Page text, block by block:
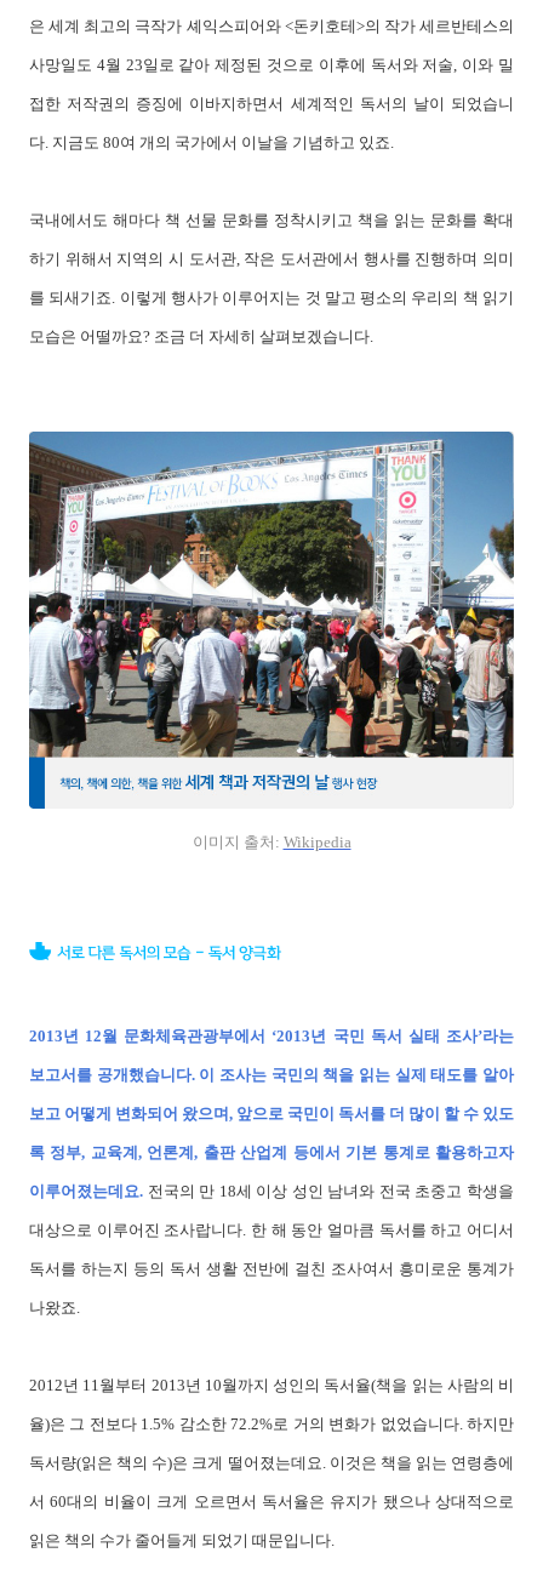
은 세계 최고의 극작가 셰익스피어와 <돈키호테>의 작가 세르반테스의
사망일도 4월 23일로 같아 제정된 것으로 이후에 독서와 저술, 이와 밀
접한 저작권의 증징에 이바지하면서 세계적인 독서의 날이 되었습니
다. 지금도 80여 개의 국가에서 이날을 기념하고 있죠.
국내에서도 해마다 책 선물 문화를 정착시키고 책을 읽는 문화를 확대
하기 위해서 지역의 시 도서관, 작은 도서관에서 행사를 진행하며 의미
를 되새기죠. 이렇게 행사가 이루어지는 것 말고 평소의 우리의 책 읽기
모습은 어떨까요? 조금 더 자세히 살펴보겠습니다.
이미지 출처: Wikipedia
2013년 12월 문화체육관광부에서 ‘2013년 국민 독서 실태 조사’라는
보고서를 공개했습니다. 이 조사는 국민의 책을 읽는 실제 태도를 알아
보고 어떻게 변화되어 왔으며, 앞으로 국민이 독서를 더 많이 할 수 있도
록 정부, 교육계, 언론계, 출판 산업계 등에서 기본 통계로 활용하고자
이루어졌는데요. 전국의 만 18세 이상 성인 남녀와 전국 초중고 학생을
대상으로 이루어진 조사랍니다. 한 해 동안 얼마큼 독서를 하고 어디서
독서를 하는지 등의 독서 생활 전반에 걸친 조사여서 흥미로운 통계가
나왔죠.
2012년 11월부터 2013년 10월까지 성인의 독서율(책을 읽는 사람의 비
율)은 그 전보다 1.5% 감소한 72.2%로 거의 변화가 없었습니다. 하지만
독서량(읽은 책의 수)은 크게 떨어졌는데요. 이것은 책을 읽는 연령층에
서 60대의 비율이 크게 오르면서 독서율은 유지가 됐으나 상대적으로
읽은 책의 수가 줄어들게 되었기 때문입니다.